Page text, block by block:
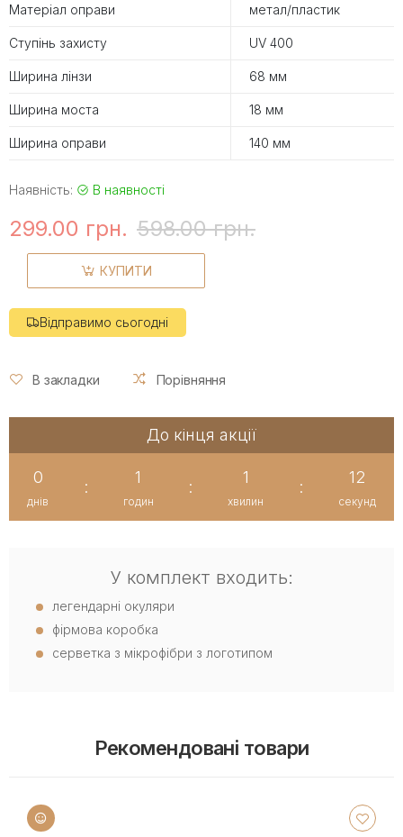
Матеріал оправи метал/пластик
Ступінь захисту UV 400
Ширина лінзи 68 мм
Ширина моста 18 мм
Ширина оправи 140 мм
Наявність: В наявності
299.00 грн. 598.00 грн.
КУПИТИ
Відправимо сьогодні
В закладки Порівняння
До кінця акції
0
днів
:
1
годин
:
1
хвилин
:
12
секунд
У комплект входить:
легендарні окуляри
фірмова коробка
серветка з мікрофібри з логотипом
Рекомендовані товари